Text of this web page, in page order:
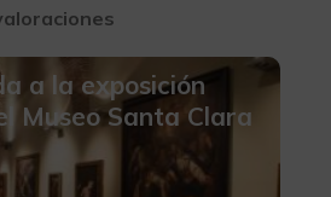
a la exposición
Museo Santa Clara